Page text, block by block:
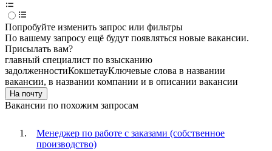
Попробуйте изменить запрос или фильтры
По вашему запросу ещё будут появляться новые вакансии.
Присылать вам?
главный специалист по взысканию
задолженностиКокшетауКлючевые слова в названии
вакансии, в названии компании и в описании вакансии
На почту
Вакансии по похожим запросам
Менеджер по работе с заказами (собственное
производство)